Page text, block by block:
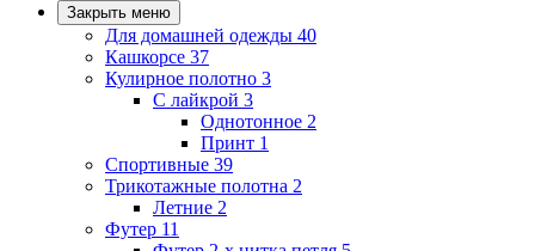
Закрыть меню
Для домашней одежды 40
Кашкорсе 37
Кулирное полотно 3
С лайкрой 3
Однотонное 2
Принт 1
Спортивные 39
Трикотажные полотна 2
Летние 2
Футер 11